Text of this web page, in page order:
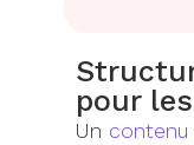
pour
Un